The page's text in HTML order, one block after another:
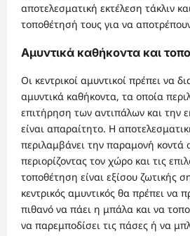
αποτελεσματική εκτέλεση τάκλιν
τοποθέτησή τους για να
Αμυντικά καθήκοντα και
Οι κεντρικοί αμυντικοί πρέπει να
αμυντικά καθήκοντα, τα οποία
επιτήρηση των αντιπάλων και την
είναι απαραίτητο. Η
περιλαμβάνει την παραμονή κοντά
περιορίζοντας τον χώρο και τις
τοποθέτηση είναι εξίσου ζωτικής
κεντρικός αμυντικός θα πρέπει να
πιθανό να πάει η μπάλα και να
να παρεμποδίσει τις πάσες ή να